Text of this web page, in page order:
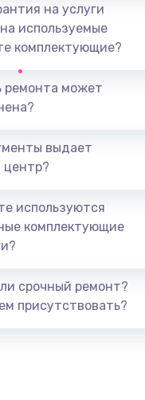
Ремонт GPS-модуля
500 руб.
Ремонт динамика
1200 руб.
Ремонт сим-лотка
600 руб.
на услуги
используемые
комплектующие?
ремонта может
выдает
центр?
используются
комплектующие
срочный ремонт?
присутствовать?